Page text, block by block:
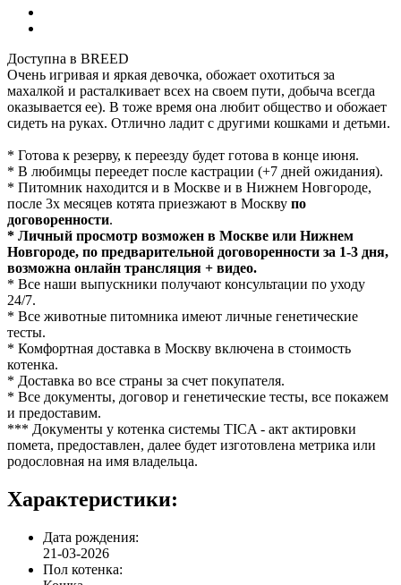
Доступна в BREED
Очень игривая и яркая девочка, обожает охотиться за
махалкой и расталкивает всех на своем пути, добыча всегда
оказывается ее). В тоже время она любит общество и обожает
сидеть на руках. Отлично ладит с другими кошками и детьми.
* Готова к резерву, к переезду будет готова в конце июня.
* В любимцы переедет после кастрации (+7 дней ожидания).
* Питомник находится и в Москве и в Нижнем Новгороде,
после 3х месяцев котята приезжают в Москву по
договоренности.
* Личный просмотр возможен в Москве или Нижнем
Новгороде, по предварительной договоренности за 1-3 дня,
возможна онлайн трансляция + видео.
* Все наши выпускники получают консультации по уходу
24/7.
* Все животные питомника имеют личные генетические
тесты.
* Комфортная доставка в Москву включена в стоимость
котенка.
* Доставка во все страны за счет покупателя.
* Все документы, договор и генетические тесты, все покажем
и предоставим.
*** Документы у котенка системы TICA - акт актировки
помета, предоставлен, далее будет изготовлена метрика или
родословная на имя владельца.
Характеристики:
Дата рождения:
21-03-2026
Пол котенка: